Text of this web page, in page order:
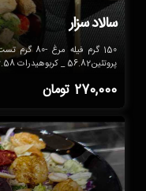
سالاد سزار
پروتئین56.82 _ کربوهیدرات 26.58 _فیبر 5.18 _چربی12.23
270,000 تومان